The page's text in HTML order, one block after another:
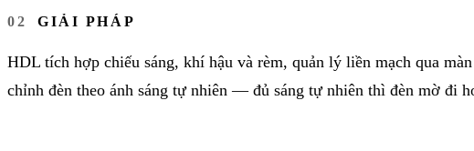
GIẢI PHÁP
HDL tích hợp chiếu sáng, khí hậu và rèm, quản lý liền mạch qua
chỉnh đèn theo ánh sáng tự nhiên — đủ sáng tự nhiên thì đèn mờ đi